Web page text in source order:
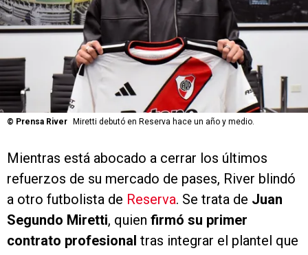
© Prensa River Miretti debutó en Reserva hace un año y medio.
Mientras está abocado a cerrar los últimos
refuerzos de su mercado de pases, River blindó
a otro futbolista de Reserva. Se trata de Juan
Segundo Miretti, quien firmó su primer
contrato profesional tras integrar el plantel que